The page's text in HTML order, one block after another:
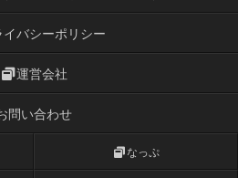
イバシーポリシー
運営会社
問い合わせ
なっぷ